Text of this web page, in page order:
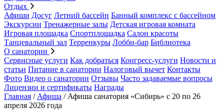
Отдых
Афиши Досуг Летний бассейн Банный комплекс с бассейном
Экскурсии Тренажерные залы Детская игровая комната
Игровая площадка Спортплощадка Салон красоты
Танцевальный зал Терренкуры Лобби-бар Библиотека
О санатории
Сервисные услуги Как добраться Конгресс-услуги Новости и
статьи Питание в санатории Налоговый вычет Контакты
Фото Видео о санатории Отзывы Часто задаваемые вопросы
Лицензии и сертификаты Награды
Главная / Афиша / Афиша санатория «Сибирь» с 20 по 26
апреля 2026 года